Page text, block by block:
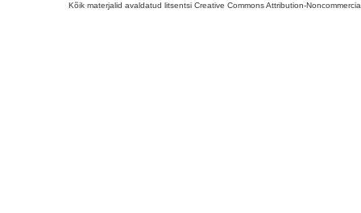
Kõik materjalid avaldatud litsentsi Creative Commons Attribution-